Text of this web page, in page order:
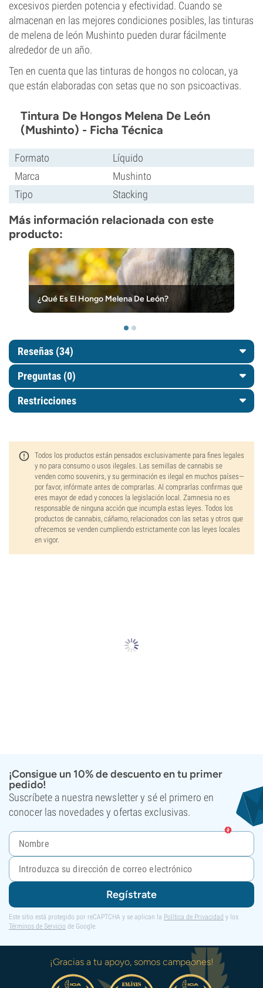
excesivos pierden potencia y efectividad. Cuando se
almacenan en las mejores condiciones posibles, las tinturas
de melena de león Mushinto pueden durar fácilmente
alrededor de un año.
Ten en cuenta que las tinturas de hongos no colocan, ya
que están elaboradas con setas que no son psicoactivas.
Tintura De Hongos Melena De León
(Mushinto) - Ficha Técnica
Formato
Líquido
Marca
Mushinto
Tipo
Stacking
Más información relacionada con este
producto:
¿Qué Es El Hongo Melena De León?
Reseñas (34)
Preguntas (0)
Restricciones
Todos los productos están pensados exclusivamente para fines legales
y no para consumo o usos ilegales. Las semillas de cannabis se
venden como souvenirs, y su germinación es ilegal en muchos países—
por favor, infórmate antes de comprarlas. Al comprarlas confirmas que
eres mayor de edad y conoces la legislación local. Zamnesia no es
responsable de ninguna acción que incumpla estas leyes. Todos los
productos de cannabis, cáñamo, relacionados con las setas y otros que
ofrecemos se venden cumpliendo estrictamente con las leyes locales
en vigor.
¡Consigue un 10% de descuento en tu primer
pedido!
Suscríbete a nuestra newsletter y sé el primero en
conocer las novedades y ofertas exclusivas.
Regístrate
Este sitio está protegido por reCAPTCHA y se aplican la Política de Privacidad y los
Términos de Servicio de Google.
¡Gracias a tu apoyo, somos campeones!